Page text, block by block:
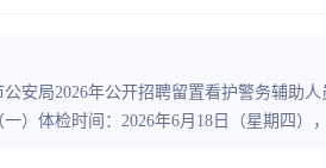
安局2026年公开招聘留置看护警务辅助
）体检时间：2026年6月18日（星期四）